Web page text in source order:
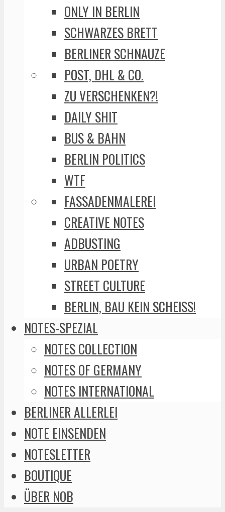
ONLY IN BERLIN
SCHWARZES BRETT
BERLINER SCHNAUZE
POST, DHL & CO.
ZU VERSCHENKEN?!
DAILY SHIT
BUS & BAHN
BERLIN POLITICS
WTF
FASSADENMALEREI
CREATIVE NOTES
ADBUSTING
URBAN POETRY
STREET CULTURE
BERLIN, BAU KEIN SCHEISS!
NOTES-SPEZIAL
NOTES COLLECTION
NOTES OF GERMANY
NOTES INTERNATIONAL
BERLINER ALLERLEI
NOTE EINSENDEN
NOTESLETTER
BOUTIQUE
ÜBER NOB